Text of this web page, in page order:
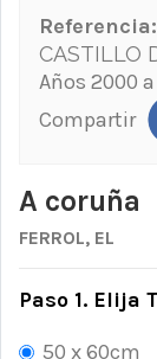
Referencia:
CASTILLO
Años 2000 a
Compartir
A coruña
FERROL, EL
Paso 1. Elija
50 x 60cm